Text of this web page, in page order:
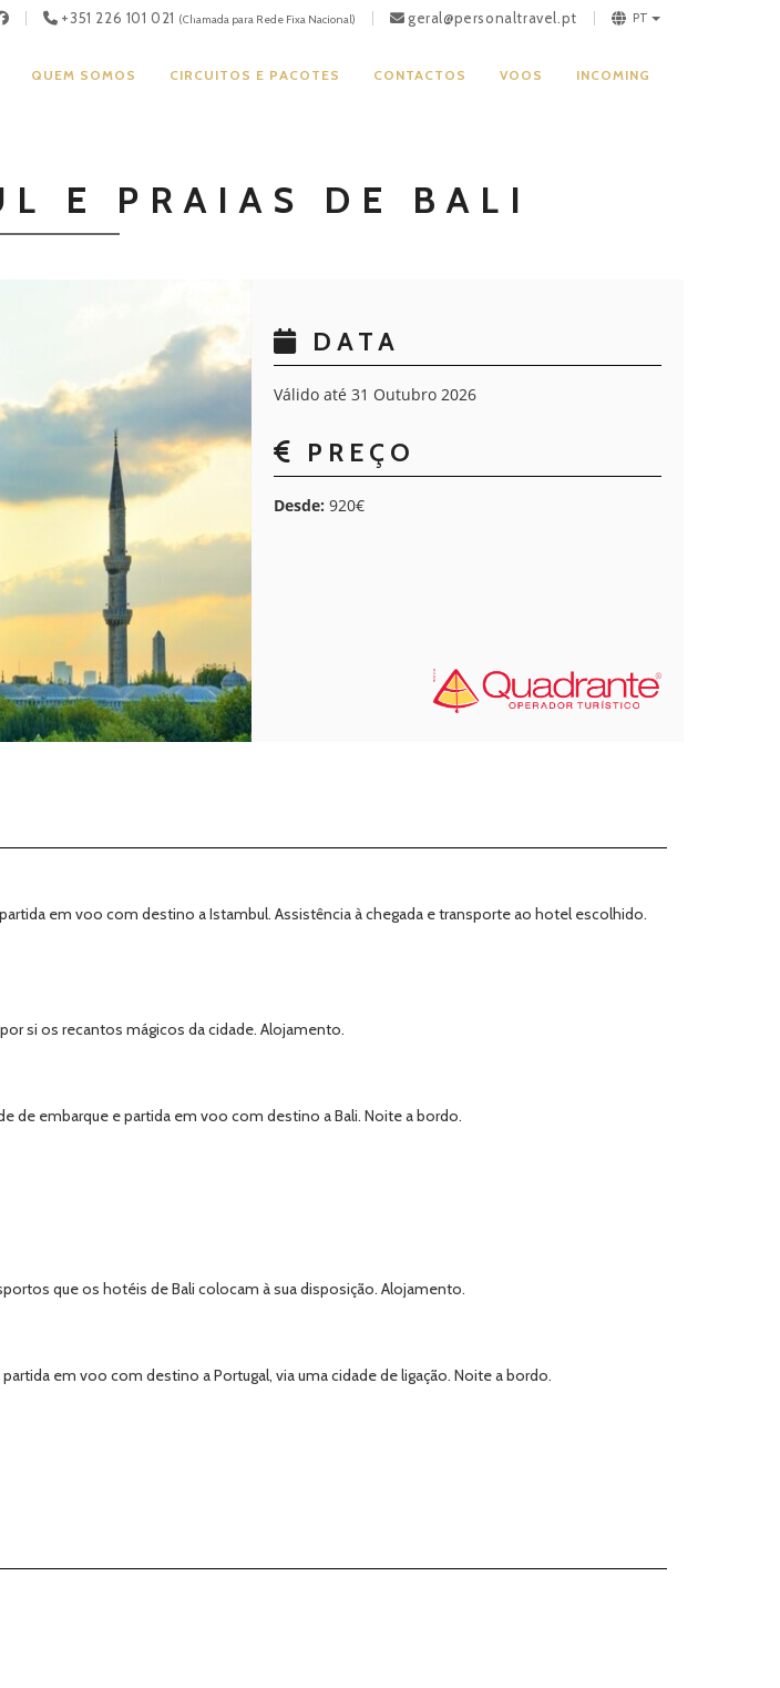
+351 226 101 021 (Chamada para Rede Fixa Nacional) geral@personaltravel.pt PT
QUEM SOMOS CIRCUITOS E PACOTES CONTACTOS VOOS INCOMING
E PRAIAS DE BALI
DATA
Válido até 31 Outubro 2026
PREÇO
Desde: 920€
em voo com destino a Istambul. Assistência à chegada e transporte ao hotel escolhido.
si os recantos mágicos da cidade. Alojamento.
de embarque e partida em voo com destino a Bali. Noite a bordo.
que os hotéis de Bali colocam à sua disposição. Alojamento.
em voo com destino a Portugal, via uma cidade de ligação. Noite a bordo.